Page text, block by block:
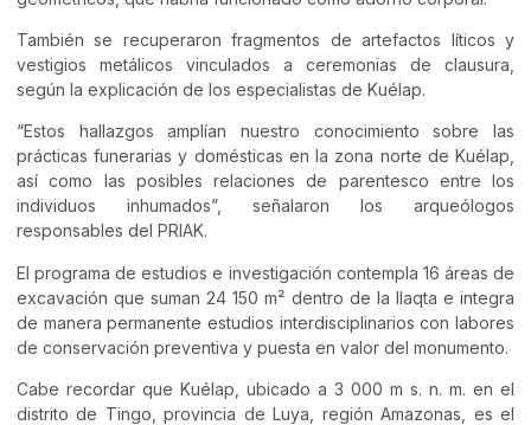
También se recuperaron fragmentos de artefactos líticos y
vestigios metálicos vinculados a ceremonias de clausura,
según la explicación de los especialistas de Kuélap.
“Estos hallazgos amplían nuestro conocimiento sobre las
prácticas funerarias y domésticas en la zona norte de Kuélap,
así como las posibles relaciones de parentesco entre los
individuos inhumados”, señalaron los arqueólogos
responsables del PRIAK.
El programa de estudios e investigación contempla 16 áreas de
excavación que suman 24 150 m² dentro de la llaqta e integra
de manera permanente estudios interdisciplinarios con labores
de conservación preventiva y puesta en valor del monumento.
Cabe recordar que Kuélap, ubicado a 3 000 m s. n. m. en el
distrito de Tingo, provincia de Luya, región Amazonas, es el